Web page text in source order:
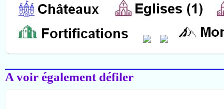
Salon-de-Provence
A voir également défiler